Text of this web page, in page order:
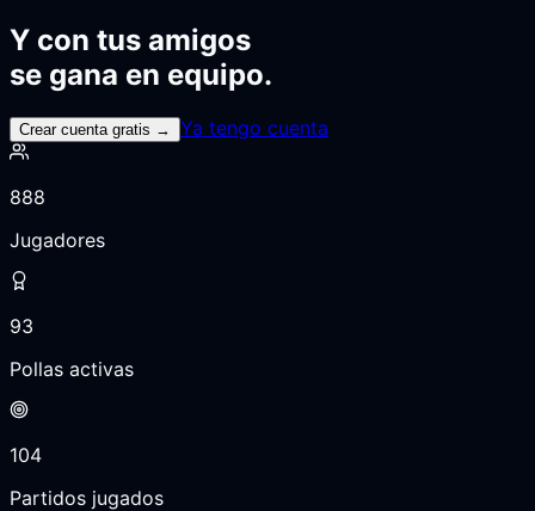
Y con tus amigos
se gana en equipo.
Crear cuenta gratis → Ya tengo cuenta
888
Jugadores
93
Pollas activas
104
Partidos jugados